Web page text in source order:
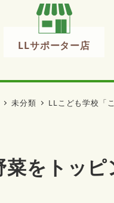
LLサポーター店
未分類 LLこども学校「
をトッ